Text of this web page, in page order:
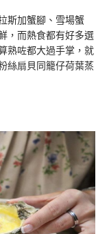
斯加蟹腳、雪場蟹
，而熱食都有好多選
熟咗都大過手掌，就
絲扇貝同籠仔荷葉蒸